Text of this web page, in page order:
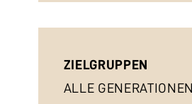
ZIELGRUPPEN
ALLE GENERATIONEN